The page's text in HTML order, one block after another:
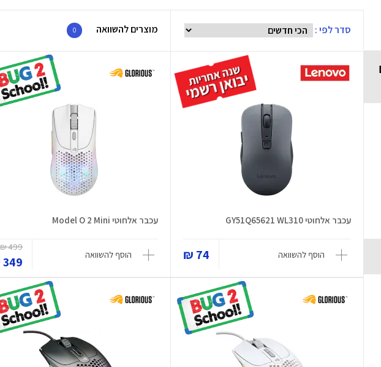
סדר לפי : מוצרים להשוואה 0
עכבר אלחוטי GY51Q65621 WL310
הוסף להשוואה 74 ₪
עכבר אלחוטי Model O 2 Mini
הוסף להשוואה
499 ₪
349 ₪